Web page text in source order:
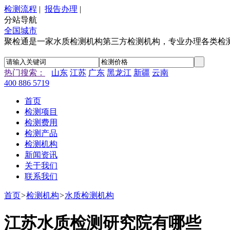
检测流程 | 报告办理 |
分站导航
全国城市
聚检通是一家水质检测机构第三方检测机构，专业办理各类检
热门搜索： 山东 江苏 广东 黑龙江 新疆 云南
400 886 5719
首页
检测项目
检测费用
检测产品
检测机构
新闻资讯
关于我们
联系我们
首页>检测机构>水质检测机构
江苏水质检测研究院有哪些